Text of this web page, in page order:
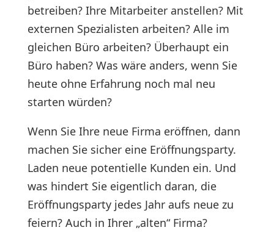
betreiben? Ihre Mitarbeiter anstellen? Mit
externen Spezialisten arbeiten? Alle im
gleichen Büro arbeiten? Überhaupt ein
Büro haben? Was wäre anders, wenn Sie
heute ohne Erfahrung noch mal neu
starten würden?
Wenn Sie Ihre neue Firma eröffnen, dann
machen Sie sicher eine Eröffnungsparty.
Laden neue potentielle Kunden ein. Und
was hindert Sie eigentlich daran, die
Eröffnungsparty jedes Jahr aufs neue zu
feiern? Auch in Ihrer „alten“ Firma?